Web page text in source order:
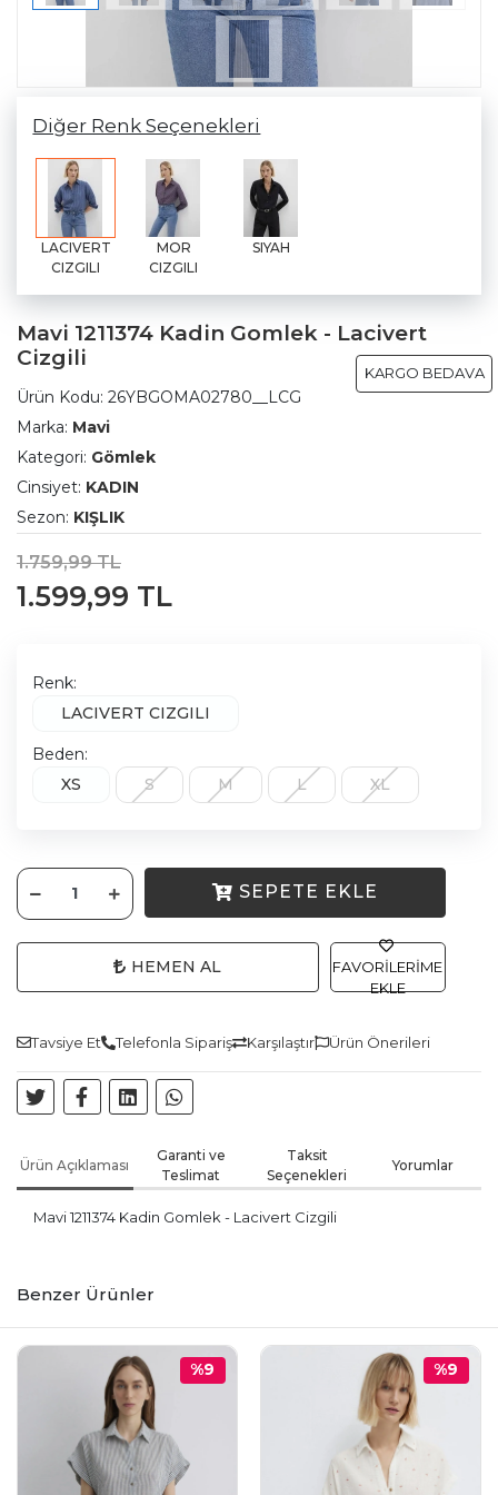
Diğer Renk Seçenekleri
LACIVERT
CIZGILI
MOR
CIZGILI
SIYAH
Mavi 1211374 Kadin Gomlek - Lacivert
Cizgili
KARGO BEDAVA
Ürün Kodu: 26YBGOMA02780__LCG
Marka: Mavi
Kategori: Gömlek
Cinsiyet: KADIN
Sezon: KIŞLIK
1.759,99 TL
1.599,99 TL
Renk:
LACIVERT CIZGILI
Beden:
XS
S M L XL
SEPETE EKLE
HEMEN AL
FAVORILERIME
EKLE
Tavsiye Et Telefonla Sipariş Karşılaştır Ürün Önerileri
Ürün Açıklaması
Garanti ve
Teslimat
Taksit
Seçenekleri
Yorumlar
Mavi 1211374 Kadin Gomlek - Lacivert Cizgili
Benzer Ürünler
%9 %9